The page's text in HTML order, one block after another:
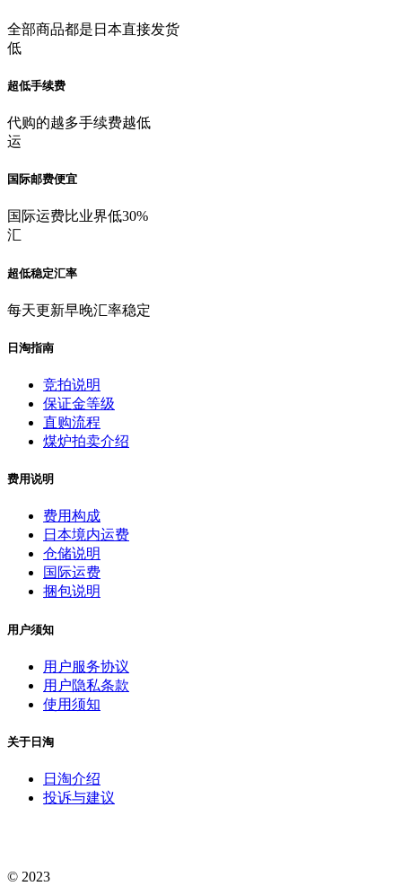
全部商品都是日本直接发货
低
超低手续费
代购的越多手续费越低
运
国际邮费便宜
国际运费比业界低30%
汇
超低稳定汇率
每天更新早晚汇率稳定
日淘指南
竞拍说明
保证金等级
直购流程
煤炉拍卖介绍
费用说明
费用构成
日本境内运费
仓储说明
国际运费
捆包说明
用户须知
用户服务协议
用户隐私条款
使用须知
关于日淘
日淘介绍
投诉与建议
© 2023